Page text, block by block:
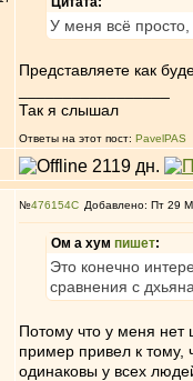
У меня всё просто,
Представляете как
Так я слышал
Ответы на этот пост: PavelPAS
№476154 Добавлено: Пт 29
Ом а хум пишет:
Это конечно
сравнения с
Потому что у меня нет
пример привел к тому,
одинаковы у всех